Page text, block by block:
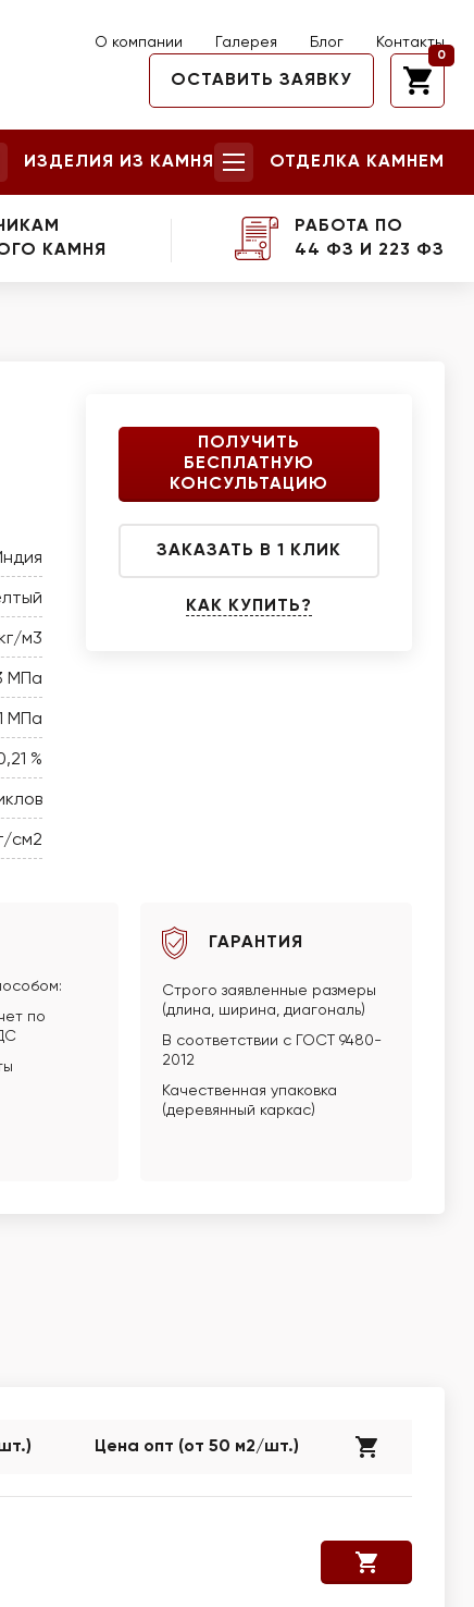
О компании Галерея Блог Контакты
ОСТАВИТЬ ЗАЯВКУ
0
ИЗДЕЛИЯ ИЗ КАМНЯ ОТДЕЛКА КАМНЕМ
КАМНЯ
РАБОТА ПО
44 ФЗ И 223 ФЗ
м3
МПа
МПа
%
см2
ПОЛУЧИТЬ
БЕСПЛАТНУЮ
КОНСУЛЬТАЦИЮ
ЗАКАЗАТЬ В 1 КЛИК
КАК КУПИТЬ?
по
ГАРАНТИЯ
Строго заявленные размеры
(длина, ширина, диагональ)
В соответствии с ГОСТ 9480-
2012
Качественная упаковка
(деревянный каркас)
Цена опт (от 50 м2/шт.)